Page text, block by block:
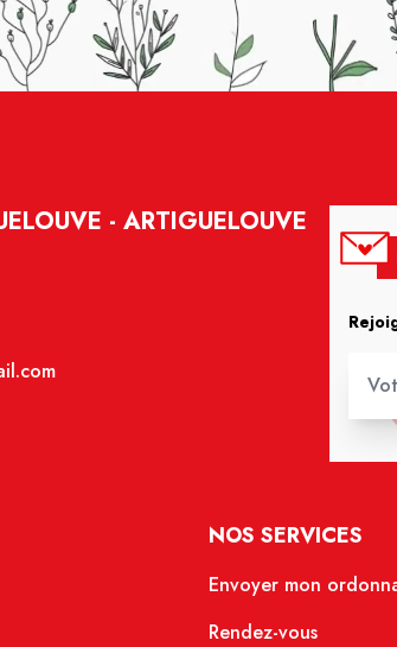
- ARTIGUELOUVE
NOS SERVICES
Envoyer mon
Rendez-vous